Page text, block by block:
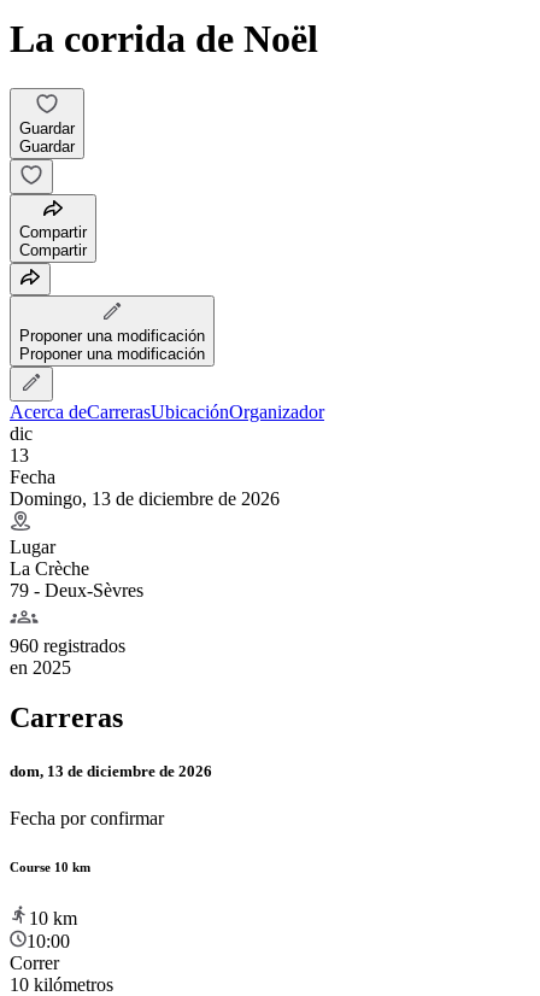
La corrida de Noël
Guardar
Guardar
Compartir
Compartir
Proponer una modificación
Proponer una modificación
Acerca deCarrerasUbicaciónOrganizador
dic
13
Fecha
Domingo, 13 de diciembre de 2026
Lugar
La Crèche
79 - Deux-Sèvres
960 registrados
en 2025
Carreras
dom, 13 de diciembre de 2026
Fecha por confirmar
Course 10 km
10 km
10:00
Correr
10 kilómetros